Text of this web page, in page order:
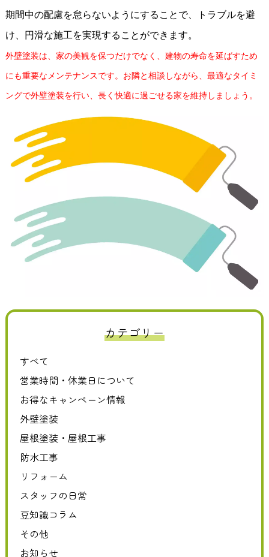
期間中の配慮を怠らないようにすることで、トラブルを避
け、円滑な施工を実現することができます。
外壁塗装は、家の美観を保つだけでなく、建物の寿命を延ばすため
にも重要なメンテナンスです。お隣と相談しながら、最適なタイミ
ングで外壁塗装を行い、長く快適に過ごせる家を維持しましょう。
カテゴリー
すべて
営業時間・休業日について
お得なキャンペーン情報
外壁塗装
屋根塗装・屋根工事
防水工事
リフォーム
スタッフの日常
豆知識コラム
その他
お知らせ